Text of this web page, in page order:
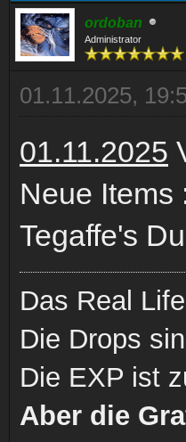
ordoban
Administrator
01.11.2025,
01.11.2025
Neue Items
Tegaffe's
Das Real
Die Drops
Die EXP ist
Aber die